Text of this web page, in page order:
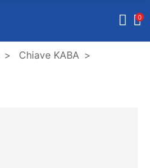
0
Chiave KABA